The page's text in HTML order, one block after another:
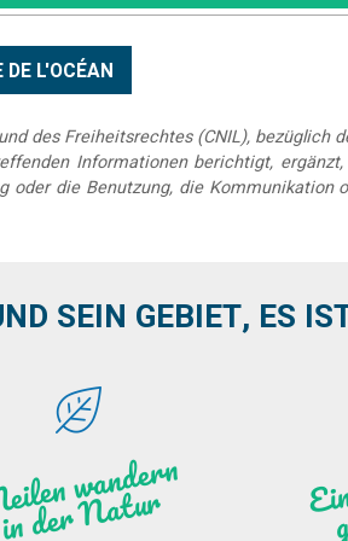
des Freiheitsrechtes (CNIL), bezüglich
Informationen berichtigt,
die Benutzung, die Kommunikation
SEIN GEBIET, ES